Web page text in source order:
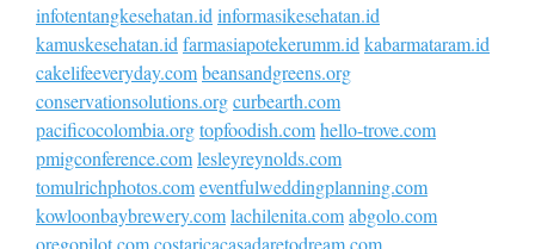
infotentangkesehatan.id informasikesehatan.id
kamuskesehatan.id farmasiapotekerumm.id kabarmataram.id
cakelifeeveryday.combeansandgreens.org
conservationsolutions.orgcurbearth.com
pacificocolombia.orgtopfoodish.comhello-trove.com
pmigconference.comlesleyreynolds.com
tomulrichphotos.comeventfulweddingplanning.com
kowloonbaybrewery.comlachilenita.comabgolo.com
oregopilot.comcostaricacasadaretodream.com